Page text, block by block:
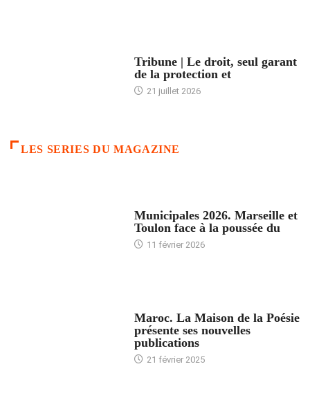
Tribune | Le droit, seul garant
de la protection et
21 juillet 2026
LES SERIES DU MAGAZINE
Municipales 2026. Marseille et
Toulon face à la poussée du
11 février 2026
Maroc. La Maison de la Poésie
présente ses nouvelles
publications
21 février 2025